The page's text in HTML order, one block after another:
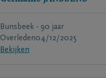
Bunsbeek - 90 jaar
Overleden04/12/2025
Bekijken